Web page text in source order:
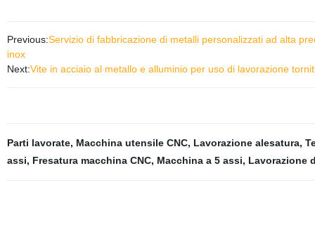
Previous:Servizio di fabbricazione di metalli personalizzati ad alta
inox
Next:Vite in acciaio al metallo e alluminio per uso di lavorazione
Parti lavorate, Macchina utensile CNC, Lavorazione alesatura,
assi, Fresatura macchina CNC, Macchina a 5 assi, Lavorazione